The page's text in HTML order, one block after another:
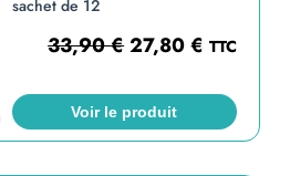
sachet de 12
33,90€27,80€ TTC
Voir le produit